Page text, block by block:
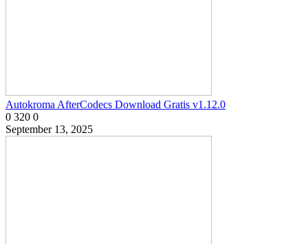
Autokroma AfterCodecs Download Gratis v1.12.0
0 320 0
September 13, 2025